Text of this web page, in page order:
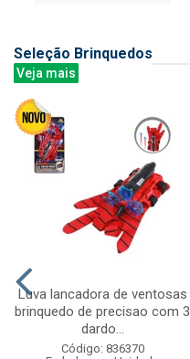
Seleção Brinquedos
Veja mais
Luva lancadora de ventosas
brinquedo de precisao com 3
dardo...
Código: 836370